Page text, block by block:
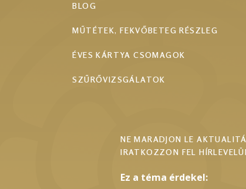
BLOG
MŰTÉTEK, FEKVŐBETEG RÉSZLEG
ÉVES KÁRTYA CSOMAGOK
SZŰRŐVIZSGÁLATOK
NE MARADJON LE
IRATKOZZON FEL
Ez a téma érdekel: